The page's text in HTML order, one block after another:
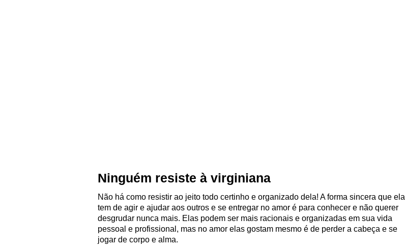
Ninguém resiste à virginiana
Não há como resistir ao jeito todo certinho e organizado dela! A forma sincera que ela
tem de agir e ajudar aos outros e se entregar no amor é para conhecer e não querer
desgrudar nunca mais. Elas podem ser mais racionais e organizadas em sua vida
pessoal e profissional, mas no amor elas gostam mesmo é de perder a cabeça e se
jogar de corpo e alma.